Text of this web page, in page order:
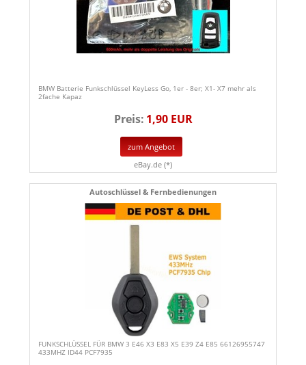
BMW Batterie Funkschlüssel KeyLess Go, 1er - 8er; X1- X7 mehr als
2fache Kapaz
Preis: 1,90 EUR
zum Angebot
eBay.de (*)
Autoschlüssel & Fernbedienungen
FUNKSCHLÜSSEL FÜR BMW 3 E46 X3 E83 X5 E39 Z4 E85 66126955747
433MHZ ID44 PCF7935